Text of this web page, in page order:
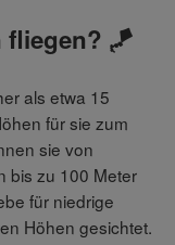
fliegen? 🪁
als etwa 15
für sie zum
sie von
bis zu 100 Meter
für niedrige
Höhen gesichtet.